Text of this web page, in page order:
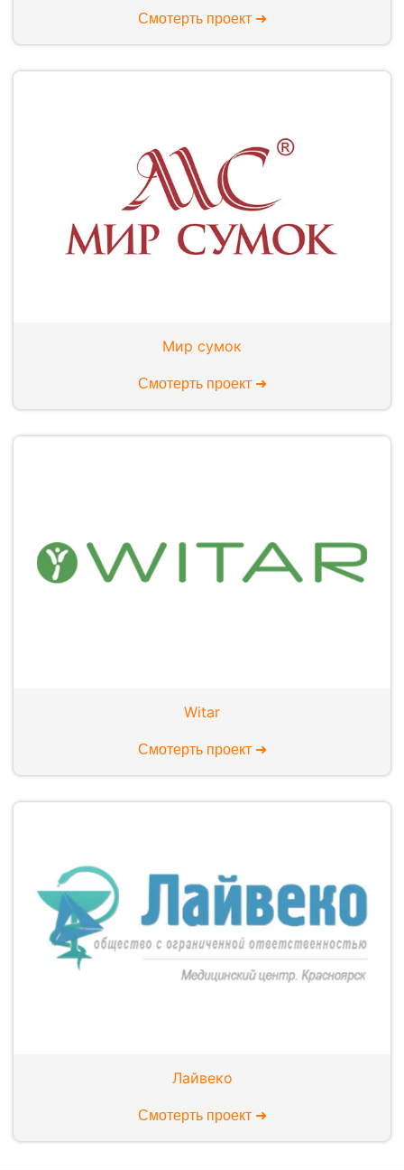
Смотерть проект ➜
Мир сумок
Смотерть проект ➜
Witar
Смотерть проект ➜
Лайвеко
Смотерть проект ➜